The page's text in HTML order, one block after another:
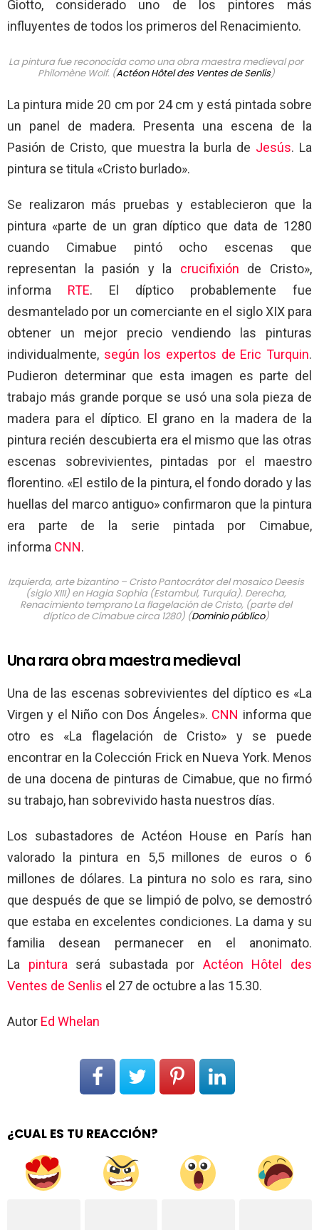
Giotto, considerado uno de los pintores más
influyentes de todos los primeros del Renacimiento.
La pintura fue reconocida como una obra maestra medieval por
Philomène Wolf. (Actéon Hôtel des Ventes de Senlis)
La pintura mide 20 cm por 24 cm y está pintada sobre
un panel de madera. Presenta una escena de la
Pasión de Cristo, que muestra la burla de Jesús. La
pintura se titula «Cristo burlado».
Se realizaron más pruebas y establecieron que la
pintura «parte de un gran díptico que data de 1280
cuando Cimabue pintó ocho escenas que
representan la pasión y la crucifixión de Cristo»,
informa RTE. El díptico probablemente fue
desmantelado por un comerciante en el siglo XIX para
obtener un mejor precio vendiendo las pinturas
individualmente, según los expertos de Eric Turquin.
Pudieron determinar que esta imagen es parte del
trabajo más grande porque se usó una sola pieza de
madera para el díptico. El grano en la madera de la
pintura recién descubierta era el mismo que las otras
escenas sobrevivientes, pintadas por el maestro
florentino. «El estilo de la pintura, el fondo dorado y las
huellas del marco antiguo» confirmaron que la pintura
era parte de la serie pintada por Cimabue,
informa CNN.
Izquierda, arte bizantino – Cristo Pantocrátor del mosaico Deesis
(siglo XIII) en Hagia Sophia (Estambul, Turquía). Derecha,
Renacimiento temprano La flagelación de Cristo, (parte del
díptico de Cimabue circa 1280) (Dominio público)
Una rara obra maestra medieval
Una de las escenas sobrevivientes del díptico es «La
Virgen y el Niño con Dos Ángeles». CNN informa que
otro es «La flagelación de Cristo» y se puede
encontrar en la Colección Frick en Nueva York. Menos
de una docena de pinturas de Cimabue, que no firmó
su trabajo, han sobrevivido hasta nuestros días.
Los subastadores de Actéon House en París han
valorado la pintura en 5,5 millones de euros o 6
millones de dólares. La pintura no solo es rara, sino
que después de que se limpió de polvo, se demostró
que estaba en excelentes condiciones. La dama y su
familia desean permanecer en el anonimato.
La pintura será subastada por Actéon Hôtel des
Ventes de Senlis el 27 de octubre a las 15.30.
Autor Ed Whelan
¿CUAL ES TU REACCIÓN?